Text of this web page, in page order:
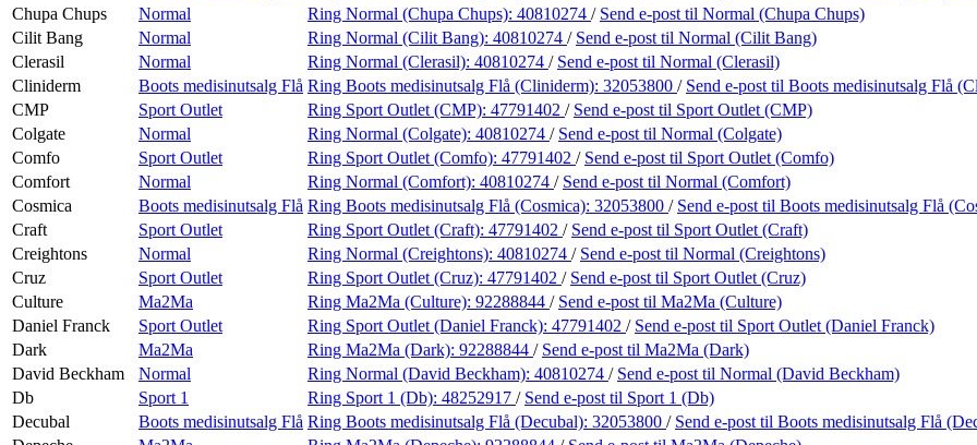
Chupa Chups
Normal Ring Normal (Chupa Chups): 40810274 / Send e-post til Normal (Chupa Chups)
Cilit Bang
Normal Ring Normal (Cilit Bang): 40810274 / Send e-post til Normal (Cilit Bang)
Clerasil
Normal Ring Normal (Clerasil): 40810274 / Send e-post til Normal (Clerasil)
Cliniderm
Boots medisinutsalg Flå Ring Boots medisinutsalg Flå (Cliniderm): 32053800 / Send e-post til Boots medisinutsalg Flå
CMP
Sport Outlet Ring Sport Outlet (CMP): 47791402 / Send e-post til Sport Outlet (CMP)
Colgate
Normal Ring Normal (Colgate): 40810274 / Send e-post til Normal (Colgate)
Comfo
Sport Outlet Ring Sport Outlet (Comfo): 47791402 / Send e-post til Sport Outlet (Comfo)
Comfort
Normal Ring Normal (Comfort): 40810274 / Send e-post til Normal (Comfort)
Cosmica
Boots medisinutsalg Flå Ring Boots medisinutsalg Flå (Cosmica): 32053800 / Send e-post til Boots medisinutsalg Flå
Craft
Sport Outlet Ring Sport Outlet (Craft): 47791402 / Send e-post til Sport Outlet (Craft)
Creightons
Normal Ring Normal (Creightons): 40810274 / Send e-post til Normal (Creightons)
Cruz
Sport Outlet Ring Sport Outlet (Cruz): 47791402 / Send e-post til Sport Outlet (Cruz)
Culture
Ma2Ma Ring Ma2Ma (Culture): 92288844 / Send e-post til Ma2Ma (Culture)
Daniel Franck
Sport Outlet Ring Sport Outlet (Daniel Franck): 47791402 / Send e-post til Sport Outlet (Daniel Franck)
Dark
Ma2Ma Ring Ma2Ma (Dark): 92288844 / Send e-post til Ma2Ma (Dark)
David Beckham
Normal Ring Normal (David Beckham): 40810274 / Send e-post til Normal (David Beckham)
Db
Sport 1 Ring Sport 1 (Db): 48252917 / Send e-post til Sport 1 (Db)
Decubal
Boots medisinutsalg Flå Ring Boots medisinutsalg Flå (Decubal): 32053800 / Send e-post til Boots medisinutsalg Flå